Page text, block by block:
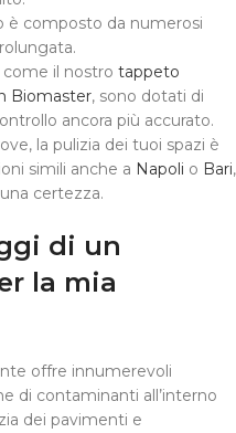
è composto da numerosi
il nostro tappeto
Biomaster, sono dotati di
ancora più accurato.
la pulizia dei tuoi spazi è
simili anche a Napoli o Bari,
certezza.
di un
la mia
offre innumerevoli
di contaminanti all’interno
dei pavimenti e